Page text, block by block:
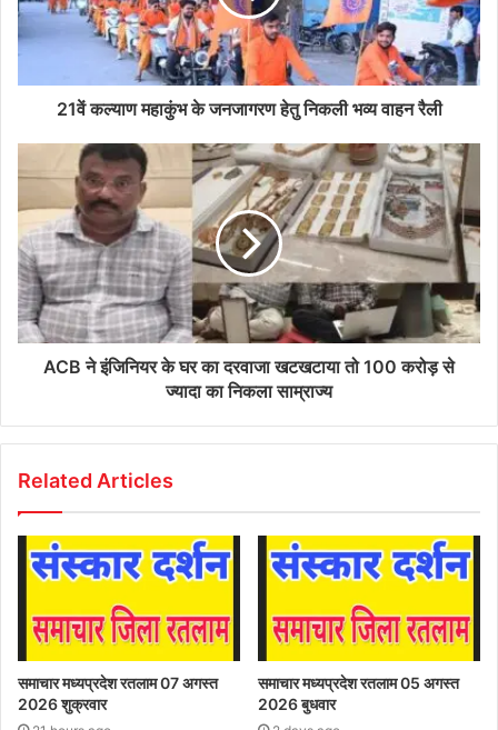
21वें कल्याण महाकुंभ के जनजागरण हेतु निकली भव्य वाहन रैली
ACB ने इंजिनियर के घर का दरवाजा खटखटाया तो 100 करोड़ से
ज्यादा का निकला साम्राज्य
Related Articles
समाचार मध्यप्रदेश रतलाम 07 अगस्त
2026 शुक्रवार
समाचार मध्यप्रदेश रतलाम 05 अगस्त
2026 बुधवार